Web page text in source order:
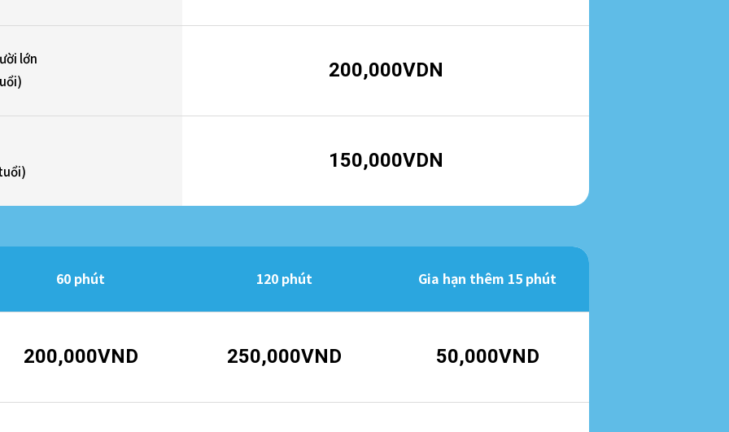
lớn
200,000VDN
150,000VDN
60 phút 120 phút Gia hạn thêm 15 phút
200,000VND 250,000VND 50,000VND